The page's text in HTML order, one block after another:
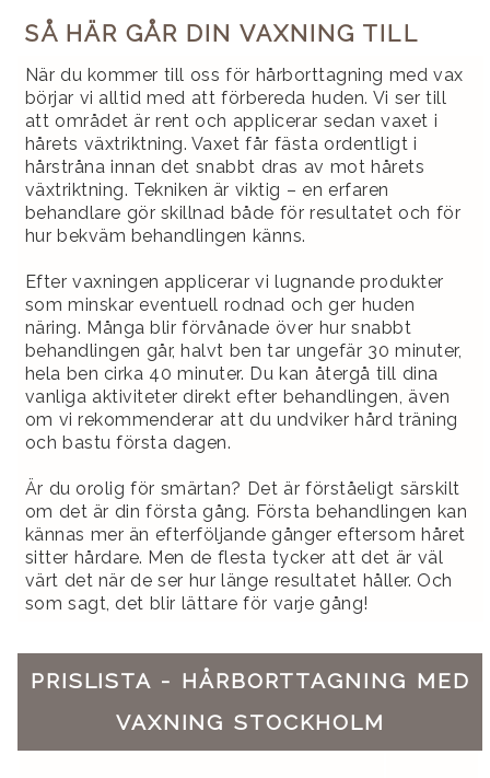
SÅ HÄR GÅR DIN VAXNING TILL
När du kommer till oss för hårborttagning med vax
börjar vi alltid med att förbereda huden. Vi ser till
att området är rent och applicerar sedan vaxet i
hårets växtriktning. Vaxet får fästa ordentligt i
hårstråna innan det snabbt dras av mot hårets
växtriktning. Tekniken är viktig – en erfaren
behandlare gör skillnad både för resultatet och för
hur bekväm behandlingen känns.
Efter vaxningen applicerar vi lugnande produkter
som minskar eventuell rodnad och ger huden
näring. Många blir förvånade över hur snabbt
behandlingen går, halvt ben tar ungefär 30 minuter,
hela ben cirka 40 minuter. Du kan återgå till dina
vanliga aktiviteter direkt efter behandlingen, även
om vi rekommenderar att du undviker hård träning
och bastu första dagen.
Är du orolig för smärtan? Det är förståeligt särskilt
om det är din första gång. Första behandlingen kan
kännas mer än efterföljande gånger eftersom håret
sitter hårdare. Men de flesta tycker att det är väl
värt det när de ser hur länge resultatet håller. Och
som sagt, det blir lättare för varje gång!
PRISLISTA - HÅRBORTTAGNING MED
VAXNING STOCKHOLM